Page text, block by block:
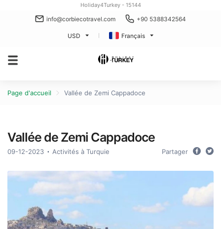
Holiday4Turkey - 15144
info@corbiecotravel.com +90 5388342564
USD Français
Page d'accueil Vallée de Zemi Cappadoce
Vallée de Zemi Cappadoce
09-12-2023 Activités à Turquie Partager